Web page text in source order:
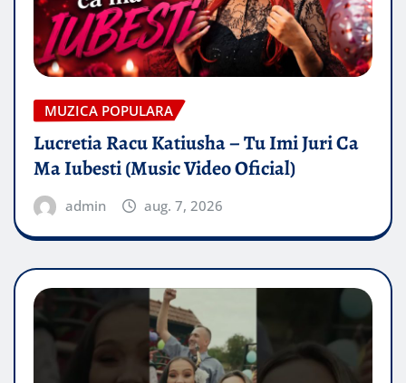
MUZICA POPULARA
Lucretia Racu Katiusha – Tu Imi Juri Ca
Ma Iubesti (Music Video Oficial)
admin aug. 7, 2026